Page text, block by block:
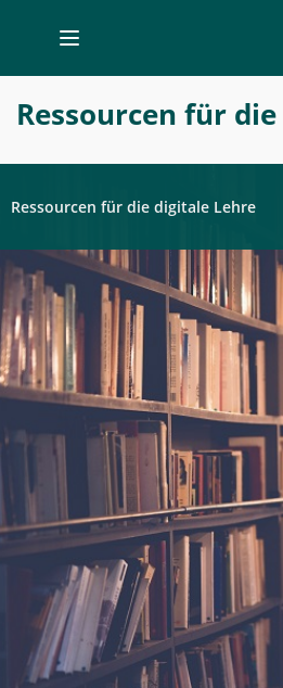
-
Digitale
Lehre
Germanistik
Ressourcen für
Ressourcen für die digitale Lehre